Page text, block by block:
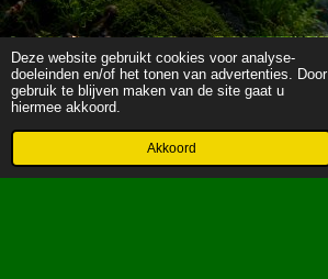
Deze website gebruikt cookies voor analyse-
doeleinden en/of het tonen van advertenties. Door
gebruik te blijven maken van de site gaat u
hiermee akkoord.
Akkoord
Telefoonnummer